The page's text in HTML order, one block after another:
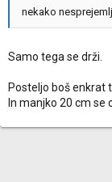
nekako
Samo tega se drži.
Posteljo boš enkrat
In manjko 20 cm se